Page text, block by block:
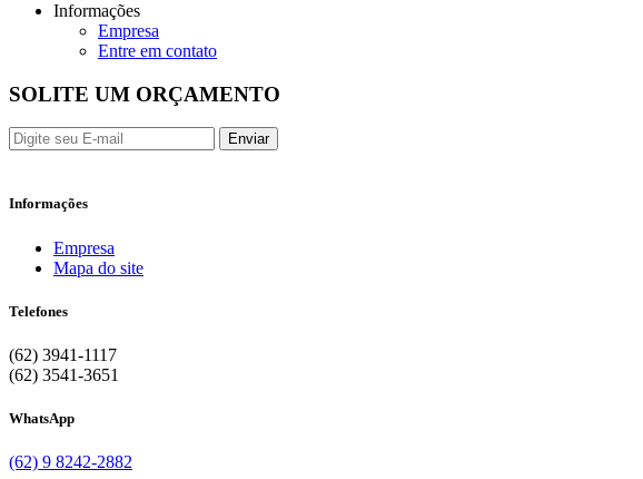
Informações
Empresa
Entre em contato
SOLITE UM ORÇAMENTO
Enviar
Informações
Empresa
Mapa do site
Telefones
(62) 3941-1117
(62) 3541-3651
WhatsApp
(62) 9 8242-2882